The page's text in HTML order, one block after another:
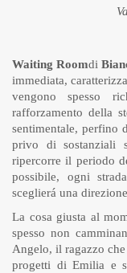
Waiting Roomdi
immediata,
vengono spesso
rafforzamento della
sentimentale, perfino
privo di sostanziali
ripercorre il periodo
possibile, ogni
sceglierá una
La cosa giusta al
spesso non
Angelo, il ragazzo
progetti di Emilia e